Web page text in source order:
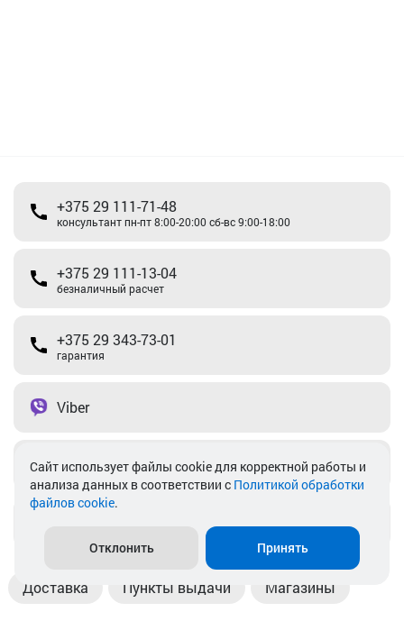
+375 29 111-71-48
консультант пн-пт 8:00-20:00 сб-вс 9:00-18:00
+375 29 111-13-04
безналичный расчет
+375 29 343-73-01
гарантия
Viber
Telegram
Доставка Пункты выдачи Магазины
Cайт использует файлы cookie для корректной работы и
анализа данных в соответствии с Политикой обработки
файлов cookie.
Отклонить Принять